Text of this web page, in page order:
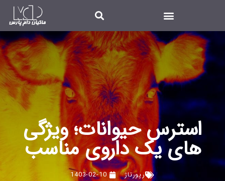
استرس حیوانات؛ ویژگی
های یک داروی مناسب
رپورتاژ
1403-02-10